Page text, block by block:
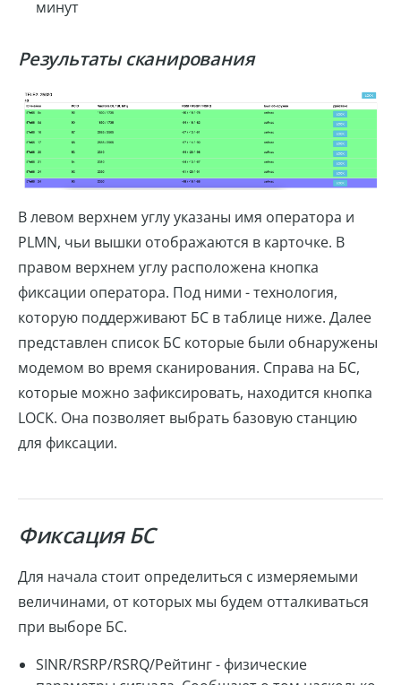
минут
Результаты сканирования
В левом верхнем углу указаны имя оператора и
PLMN, чьи вышки отображаются в карточке. В
правом верхнем углу расположена кнопка
фиксации оператора. Под ними - технология,
которую поддерживают БС в таблице ниже. Далее
представлен список БС которые были обнаружены
модемом во время сканирования. Справа на БС,
которые можно зафиксировать, находится кнопка
LOCK. Она позволяет выбрать базовую станцию
для фиксации.
Фиксация БС
Для начала стоит определиться с измеряемыми
величинами, от которых мы будем отталкиваться
при выборе БС.
SINR/RSRP/RSRQ/Рейтинг - физические